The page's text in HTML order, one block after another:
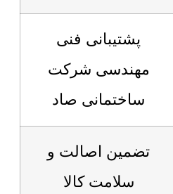
پشتیبانی فنی
مهندسی شرکت
ساختمانی صاد
تضمین اصالت و
سلامت کالا